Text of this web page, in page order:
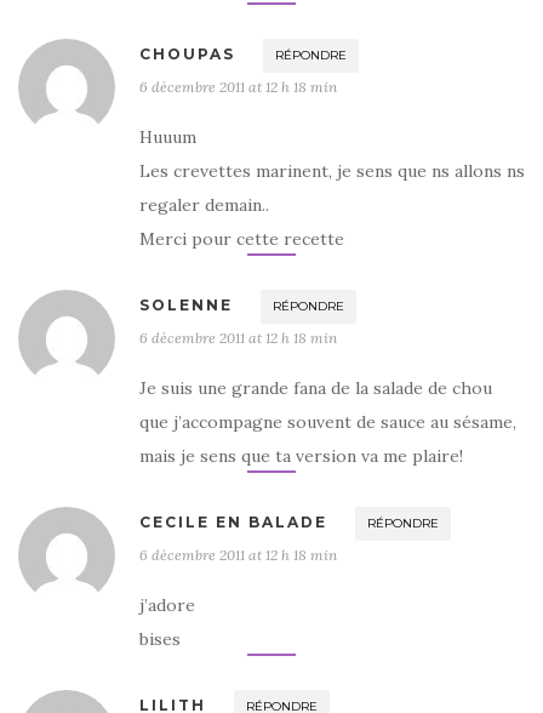
CHOUPAS RÉPONDRE
6 décembre 2011 at 12 h 18 min
Huuum
Les crevettes marinent, je sens que ns allons ns
regaler demain..
Merci pour cette recette
SOLENNE RÉPONDRE
6 décembre 2011 at 12 h 18 min
Je suis une grande fana de la salade de chou
que j’accompagne souvent de sauce au sésame,
mais je sens que ta version va me plaire!
CECILE EN BALADE RÉPONDRE
6 décembre 2011 at 12 h 18 min
j’adore
bises
LILITH RÉPONDRE